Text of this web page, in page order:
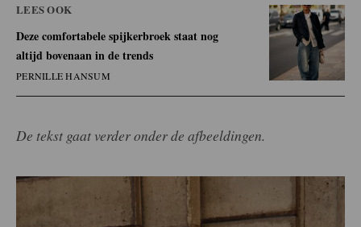
LEES OOK
Deze comfortabele spijkerbroek staat nog
altijd bovenaan in de trends
PERNILLE HANSUM
De tekst gaat verder onder de afbeeldingen.